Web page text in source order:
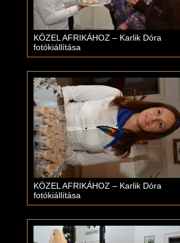
KÖZEL AFRIKÁHOZ – Karlik Dóra
fotókiállítása
KÖZEL AFRIKÁHOZ – Karlik Dóra
fotókiállítása